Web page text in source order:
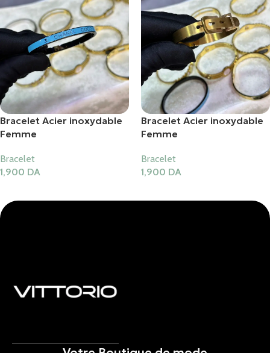
Bracelet Acier inoxydable
Femme
Bracelet
1,900 DA
Bracelet Acier inoxydable
Femme
Bracelet
1,900 DA